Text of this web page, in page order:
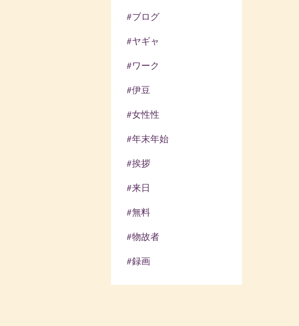
#ブログ
#ヤギャ
#ワーク
#伊豆
#女性性
#年末年始
#挨拶
#来日
#無料
#物故者
#録画